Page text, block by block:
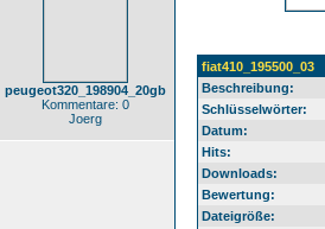
peugeot320_198904_20gb
Kommentare: 0
Joerg
fiat410_195500_03
Beschreibung:
Schlüsselwörter:
Datum:
Hits:
Downloads:
Bewertung:
Dateigröße: